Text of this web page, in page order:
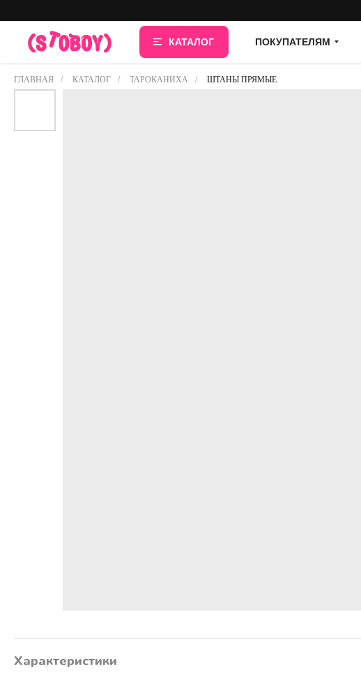
ПОКУПАТЕЛЯМ
КАТАЛОГ
ГЛАВНАЯ / КАТАЛОГ / ТАРОКАНИХА / ШТАНЫ ПРЯМЫЕ
Характеристики